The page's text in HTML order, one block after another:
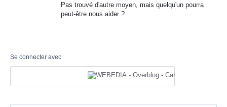
Pas trouvé d'autre moyen, mais quelqu'un pourra
peut-être nous aider ?
Se connecter avec